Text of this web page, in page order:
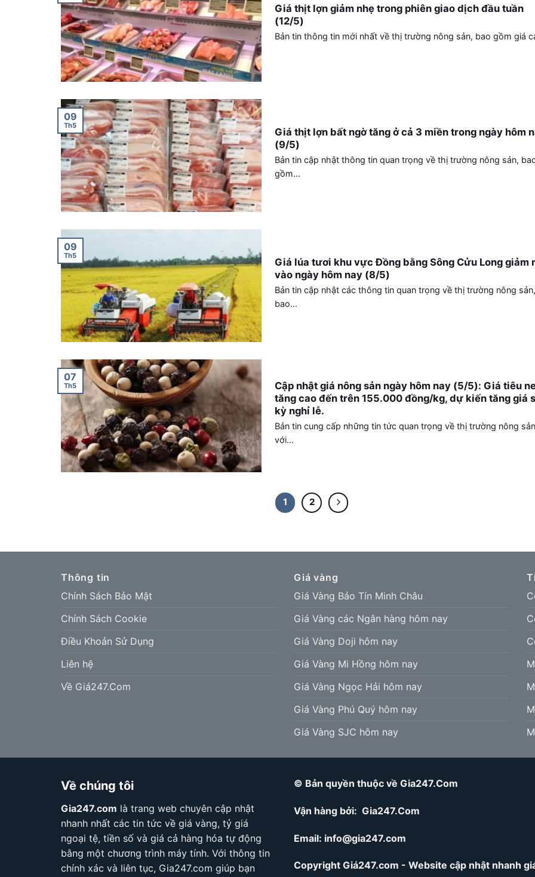
Giá thịt lợn giảm nhẹ trong phiên giao dịch đầu tuần
(12/5)
Bản tin thông tin mới nhất về thị trường nông sản, bao gồm giá
Giá thịt lợn bất ngờ tăng ở cả 3 miền trong ngày hôm
(9/5)
Bản tin cập nhật thông tin quan trọng về thị trường nông sản,
gồm...
09
Th5
Giá lúa tươi khu vực Đồng bằng Sông Cửu Long giảm
vào ngày hôm nay (8/5)
Bản tin cập nhật các thông tin quan trọng về thị trường nông sản,
bao...
09
Th5
Cập nhật giá nông sản ngày hôm nay (5/5): Giá tiêu
tăng cao đến trên 155.000 đồng/kg, dự kiến tăng giá
kỳ nghỉ lễ.
Bản tin cung cấp những tin tức quan trọng về thị trường nông sản
với...
07
Th5
1 2
Thông tin
Chính Sách Bảo Mật
Chính Sách Cookie
Điều Khoản Sử Dụng
Liên hệ
Về Giá247.Com
Giá vàng
Giá Vàng Bảo Tín Minh Châu
Giá Vàng các Ngân hàng hôm nay
Giá Vàng Doji hôm nay
Giá Vàng Mi Hồng hôm nay
Giá Vàng Ngọc Hải hôm nay
Giá Vàng Phú Quý hôm nay
Giá Vàng SJC hôm nay
Về chúng tôi
Gia247.com là trang web chuyên cập nhật
nhanh nhất các tin tức về giá vàng, tỷ giá
ngoại tệ, tiền số và giá cả hàng hóa tự động
bằng một chương trình máy tính. Với thông tin
chính xác và liên tục, Gia247.com giúp bạn
© Bản quyền thuộc về Gia247.Com
Vận hàng bởi: Gia247.Com
Email: info@gia247.com
Copyright Giá247.com - Website cập nhật nhanh